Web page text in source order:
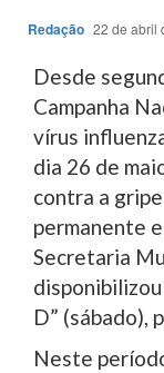
Redação 22 de abril
Desde
Campanha
vírus
dia 26 de
contra a
permanente
Secretaria
disponibilizou
D” (sábado),
Neste